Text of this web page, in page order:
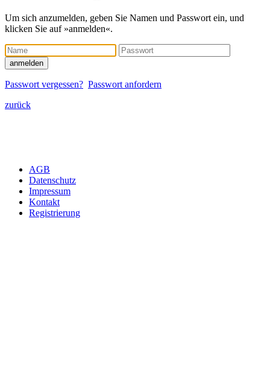
Um sich anzumelden, geben Sie Namen und Passwort ein, und
klicken Sie auf »anmelden«.
Name
Passwort
anmelden
Passwort vergessen? Passwort anfordern
zurück
AGB
Datenschutz
Impressum
Kontakt
Registrierung